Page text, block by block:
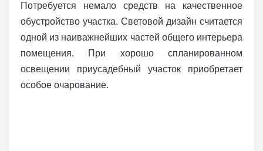
Потребуется немало средств на качественное
обустройство участка. Световой дизайн считается
одной из наиважнейших частей общего интерьера
помещения. При хорошо спланированном
освещении приусадебный участок приобретает
особое очарование.